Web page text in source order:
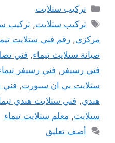
التصنيفات
تركيب ستلايت
الوسوم
تركيب ستلايت,تركيب
مركزي, رقم فني ستلايت
صيانة ستلايت تيماء, فني
فني رسيفر , فني رسيفر
ستلايت بي ان سبورت, فني
هندي, فني ستلايت هندي
ستلايت, معلم ستلايت تيماء
أضف تعليق